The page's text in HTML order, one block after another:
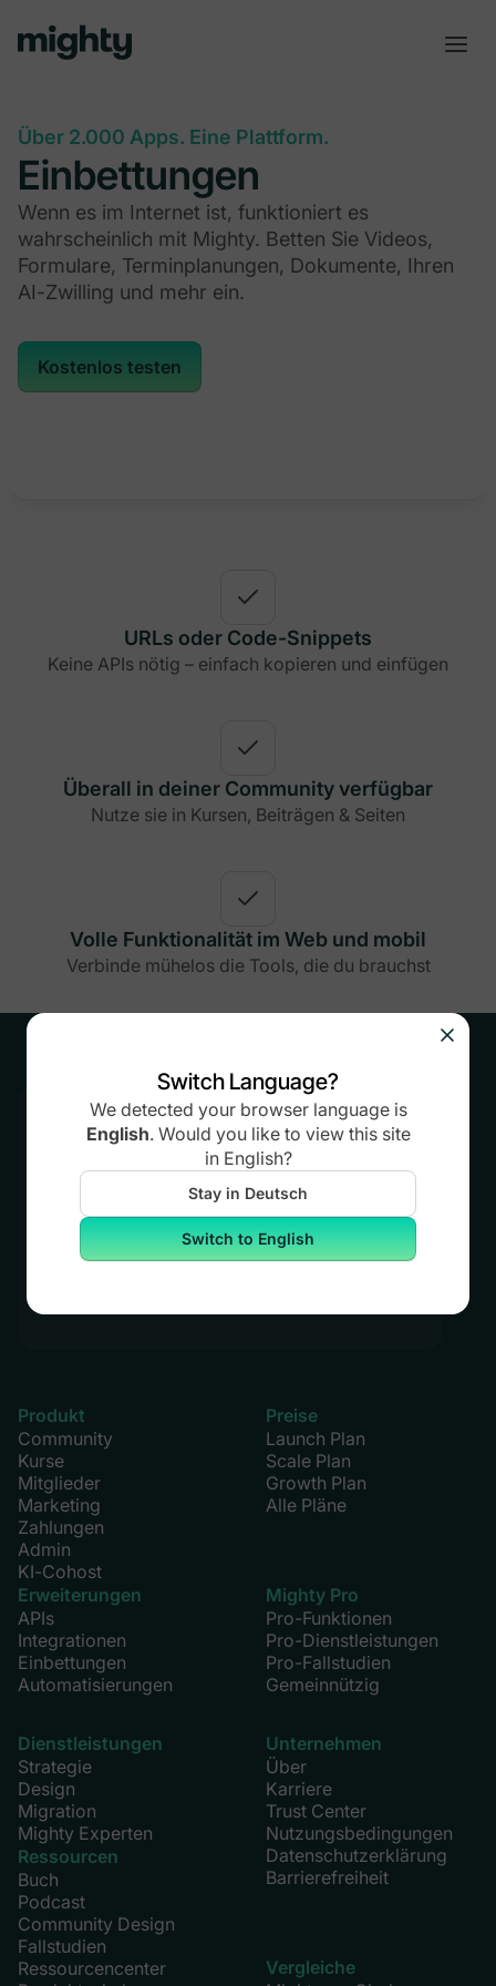
Über 2.000 Apps. Eine Plattform.
Einbettungen
Wenn es im Internet ist, funktioniert es
wahrscheinlich mit Mighty. Betten Sie Videos,
Formulare, Terminplanungen, Dokumente, Ihren
AI-Zwilling und mehr ein.
Kostenlos testen
URLs oder Code-Snippets
Keine APIs nötig – einfach kopieren und einfügen
Überall in deiner Community verfügbar
Nutze sie in Kursen, Beiträgen & Seiten
Volle Funktionalität im Web und mobil
Verbinde mühelos die Tools, die du brauchst
Kostenlos testen
14 Tage. Keine Kreditkarte
Produkt
Community
Kurse
Mitglieder
Marketing
Zahlungen
Admin
KI-Cohost
Erweiterungen
APIs
Integrationen
Einbettungen
Automatisierungen
Preise
Launch Plan
Scale Plan
Growth Plan
Alle Pläne
Mighty Pro
Pro-Funktionen
Pro-Dienstleistungen
Pro-Fallstudien
Gemeinnützig
Dienstleistungen
Strategie
Design
Migration
Mighty Experten
Ressourcen
Buch
Podcast
Community Design
Fallstudien
Ressourcencenter
Unternehmen
Über
Karriere
Trust Center
Nutzungsbedingungen
Datenschutzerklärung
Barrierefreiheit
Vergleiche
Switch Language?
We detected your browser language is
English. Would you like to view this site
in English?
Stay in Deutsch
Switch to English